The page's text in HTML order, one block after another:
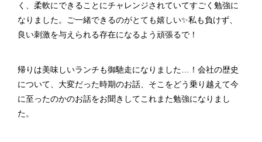
く、柔軟にできることにチャレンジされていてすごく勉強に
なりました。ご一緒できるのがとても嬉しい✨私も負けず、
良い刺激を与えられる存在になるよう頑張るで！
帰りは美味しいランチも御馳走になりました…！会社の歴史
について、大変だった時期のお話、そこをどう乗り越えて今
に至ったのかのお話をお聞きしてこれまた勉強になりまし
た。